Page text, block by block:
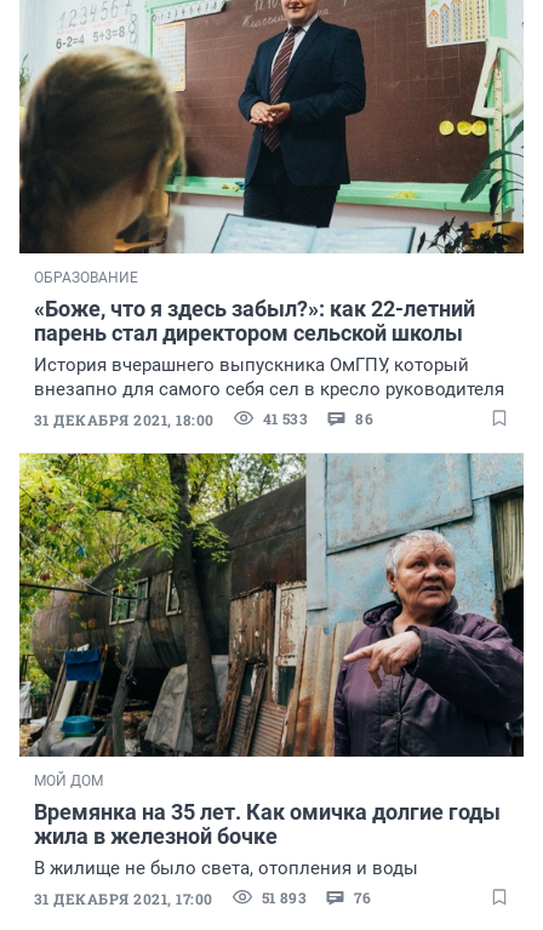
ОБРАЗОВАНИЕ
«Боже, что я здесь забыл?»: как 22-летний
парень стал директором сельской школы
История вчерашнего выпускника ОмГПУ, который
внезапно для самого себя сел в кресло руководителя
31 ДЕКАБРЯ 2021, 18:00 41 533 86
МОЙ ДОМ
Времянка на 35 лет. Как омичка долгие годы
жила в железной бочке
В жилище не было света, отопления и воды
31 ДЕКАБРЯ 2021, 17:00 51 893 76